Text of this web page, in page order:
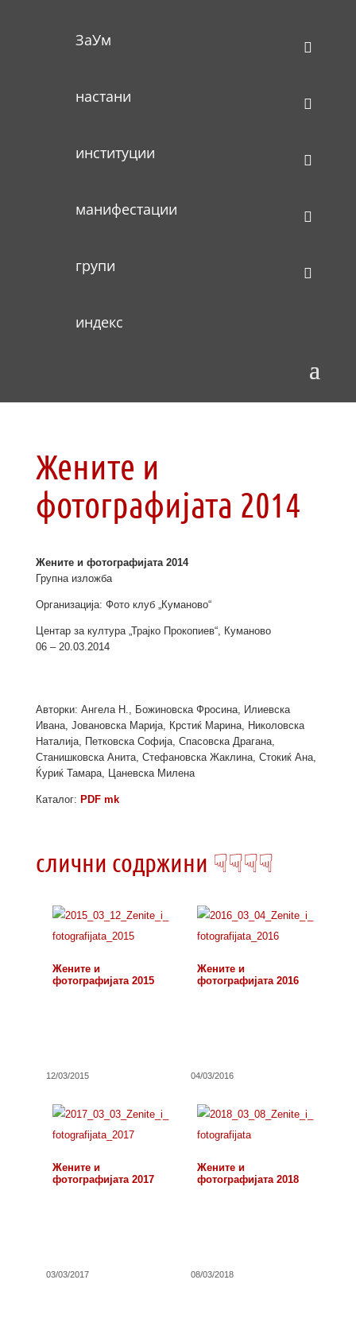
ЗаУм
настани
институции
манифестации
групи
индекс
Жените и
фотографијата 2014
Жените и фотографијата 2014
Групна изложба
Организација: Фото клуб „Куманово“
Центар за култура „Трајко Прокопиев“, Куманово
06 – 20.03.2014
Авторки: Ангела Н., Божиновска Фросина, Илиевска
Ивана, Јовановска Марија, Крстиќ Марина, Николовска
Наталија, Петковска Софија, Спасовска Драгана,
Станишковска Анита, Стефановска Жаклина, Стокиќ Ана,
Ќуриќ Тамара, Цаневска Милена
Каталог: PDF mk
слични содржини ☟☟☟☟
Жените и
фотографијата 2015
12/03/2015
Жените и
фотографијата 2016
04/03/2016
Жените и
фотографијата 2017
03/03/2017
Жените и
фотографијата 2018
08/03/2018